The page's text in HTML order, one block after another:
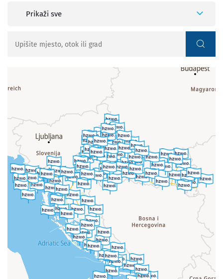
Prikaži sve